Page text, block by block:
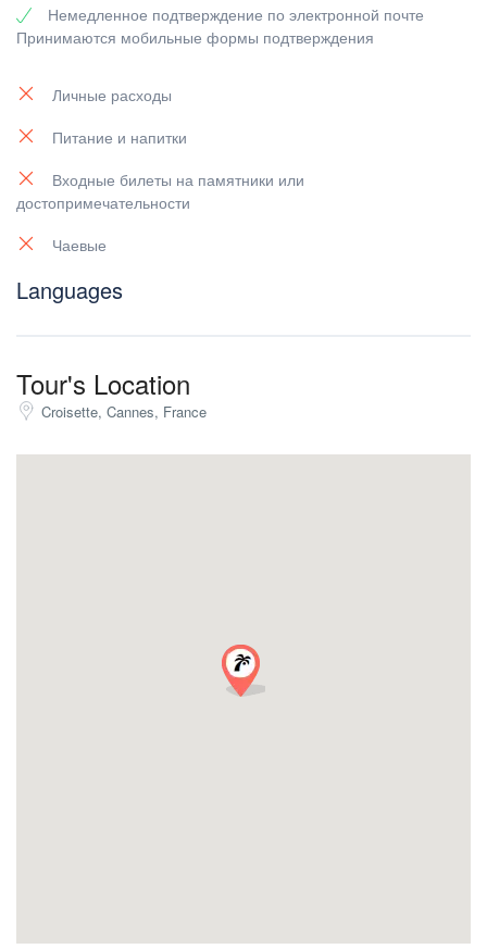
Антибы :
Расположенный на западном берегу “Baie des Anges”, Антиб
Сен-Рош. Пристань для яхт, мощеный старый город и Кап
Вашего пребывания в Антибе, а также его чудесные пляжи.
Немедленное подтверждение по электронной почте
Принимаются мобильные формы подтверждения
Личные расходы
Питание и напитки
Входные билеты на памятники или
достопримечательности
Чаевые
Languages
Tour's Location
Croisette, Cannes, France